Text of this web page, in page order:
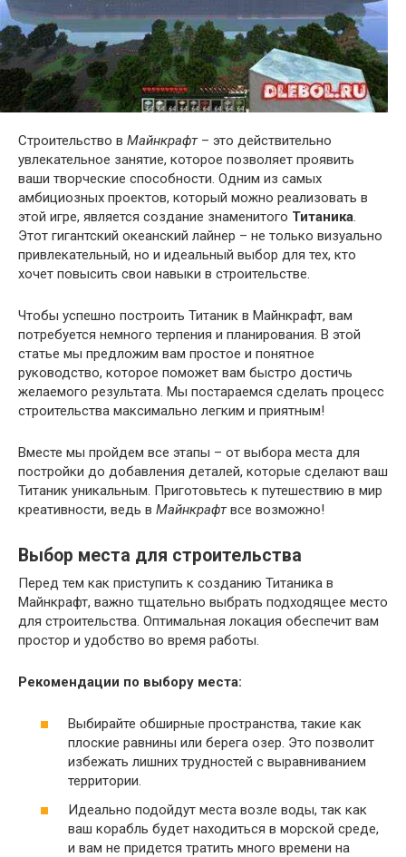
Строительство в Майнкрафт– это действительно
увлекательное занятие, которое позволяет проявить
ваши творческие способности. Одним из самых
амбициозных проектов, который можно реализовать в
этой игре, является создание знаменитого Титаника.
Этот гигантский океанский лайнер – не только визуально
привлекательный, но и идеальный выбор для тех, кто
хочет повысить свои навыки в строительстве.
Чтобы успешно построить Титаник в Майнкрафт, вам
потребуется немного терпения и планирования. В этой
статье мы предложим вам простое и понятное
руководство, которое поможет вам быстро достичь
желаемого результата. Мы постараемся сделать процесс
строительства максимально легким и приятным!
Вместе мы пройдем все этапы – от выбора места для
постройки до добавления деталей, которые сделают ваш
Титаник уникальным. Приготовьтесь к путешествию в мир
креативности, ведь в Майнкрафтвсе возможно!
Выбор места для строительства
Перед тем как приступить к созданию Титаника в
Майнкрафт, важно тщательно выбрать подходящее место
для строительства. Оптимальная локация обеспечит вам
простор и удобство во время работы.
Рекомендации по выбору места:
Выбирайте обширные пространства, такие как
плоские равнины или берега озер. Это позволит
избежать лишних трудностей с выравниванием
территории.
Идеально подойдут места возле воды, так как
ваш корабль будет находиться в морской среде,
и вам не придется тратить много времени на